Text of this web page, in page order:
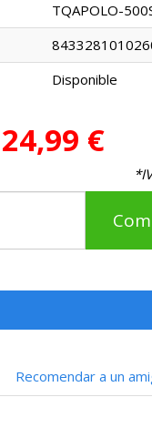
TQAPOLO-
Disponible
24,99 €
Recomendar a un